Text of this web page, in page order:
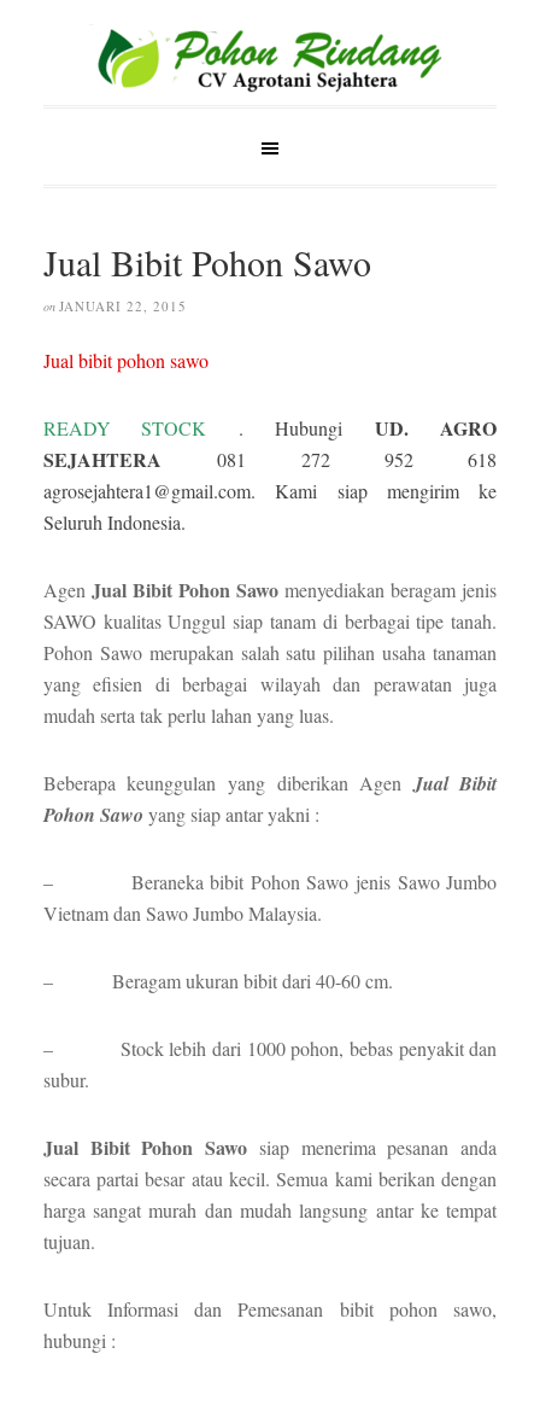
Jual Bibit Pohon Sawo
on JANUARI 22, 2015
Jual bibit pohon sawo
READY STOCK . Hubungi UD.
AGRO
SEJAHTERA 081 272 952 618
agrosejahtera1@gmail.com. Kami siap mengirim ke
Seluruh Indonesia.
Agen Jual Bibit Pohon Sawomenyediakan beragam jenis
SAWO kualitas Unggul siap tanam di berbagai tipe tanah.
Pohon Sawo merupakan salah satu pilihan usaha tanaman
yang efisien di berbagai wilayah dan perawatan juga
mudah serta tak perlu lahan yang luas.
Beberapa keunggulan yang diberikan Agen Jual Bibit
Pohon Sawo yang siap antar yakni :
– Beraneka bibit Pohon Sawo jenis Sawo Jumbo
Vietnam dan Sawo Jumbo Malaysia.
– Beragam ukuran bibit dari 40-60 cm.
– Stock lebih dari 1000 pohon, bebas penyakit dan
subur.
Jual Bibit Pohon Sawo siap menerima pesanan anda
secara partai besar atau kecil. Semua kami berikan dengan
harga sangat murah dan mudah langsung antar ke tempat
tujuan.
Untuk Informasi dan Pemesanan bibit pohon sawo,
hubungi :